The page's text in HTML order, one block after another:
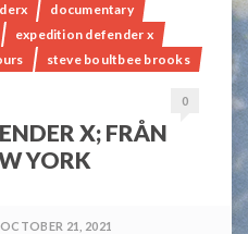
documentary
expedition defender x
steve boultbee brooks
0
X; FRÅN
YORK
OCTOBER 21, 2021